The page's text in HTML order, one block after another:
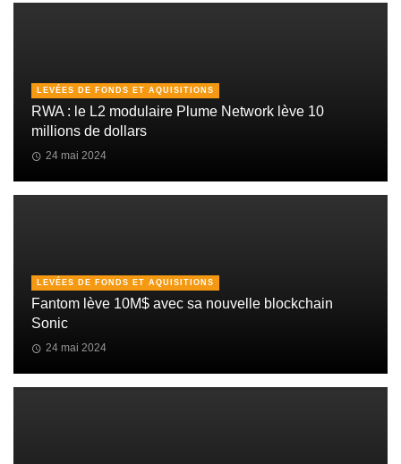
LEVÉES DE FONDS ET AQUISITIONS
RWA : le L2 modulaire Plume Network lève 10
millions de dollars
24 mai 2024
LEVÉES DE FONDS ET AQUISITIONS
Fantom lève 10M$ avec sa nouvelle blockchain
Sonic
24 mai 2024